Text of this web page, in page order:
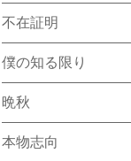
不在証明
僕の知る限り
晩秋
本物志向